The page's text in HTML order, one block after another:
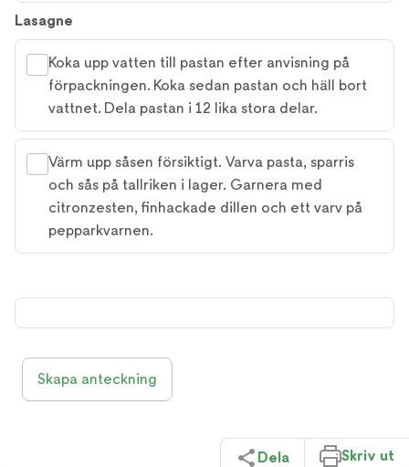
Lasagne
Koka upp vatten till pastan efter anvisning på
förpackningen. Koka sedan pastan och häll bort
vattnet. Dela pastan i 12 lika stora delar.
Värm upp såsen försiktigt. Varva pasta, sparris
och sås på tallriken i lager. Garnera med
citronzesten, finhackade dillen och ett varv på
pepparkvarnen.
Skapa anteckning
Dela Skriv ut